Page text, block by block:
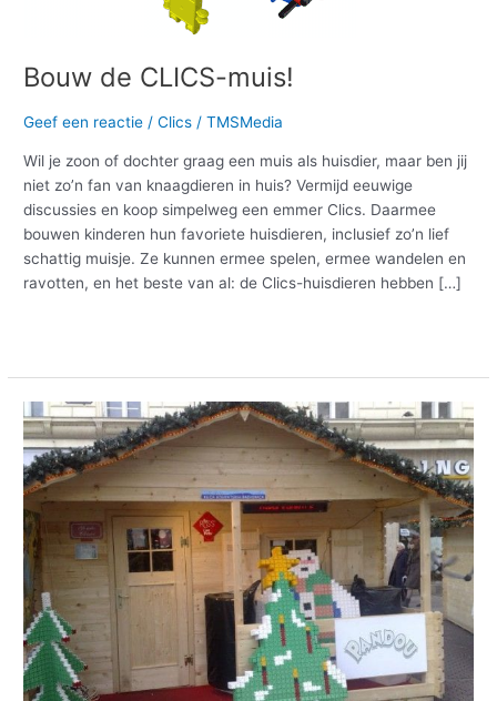
Bouw de CLICS-muis!
Geef een reactie /Clics /TMSMedia
Wil je zoon of dochter graag een muis als huisdier, maar ben jij
niet zo’n fan van knaagdieren in huis? Vermijd eeuwige
discussies en koop simpelweg een emmer Clics. Daarmee
bouwen kinderen hun favoriete huisdieren, inclusief zo’n lief
schattig muisje. Ze kunnen ermee spelen, ermee wandelen en
ravotten, en het beste van al: de Clics-huisdieren hebben […]
Een
kerstboom
maken
met
Clics?
Zo
gefikst!